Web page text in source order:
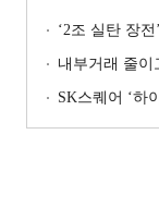
‘2조 실탄 장전’
내부거래 줄이고 지배
SK스퀘어 ‘하